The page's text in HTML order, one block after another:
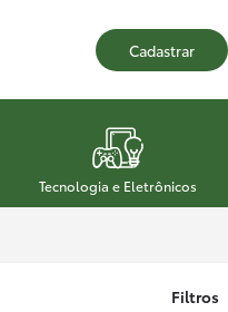
Cadastrar
Tecnologia e Eletrônicos
Filtros